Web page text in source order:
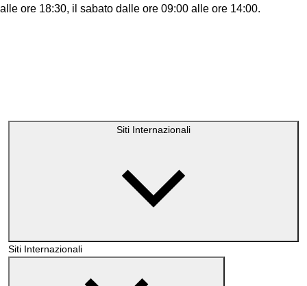
alle ore 18:30, il sabato dalle ore 09:00 alle ore 14:00.
Siti Internazionali
Siti Internazionali